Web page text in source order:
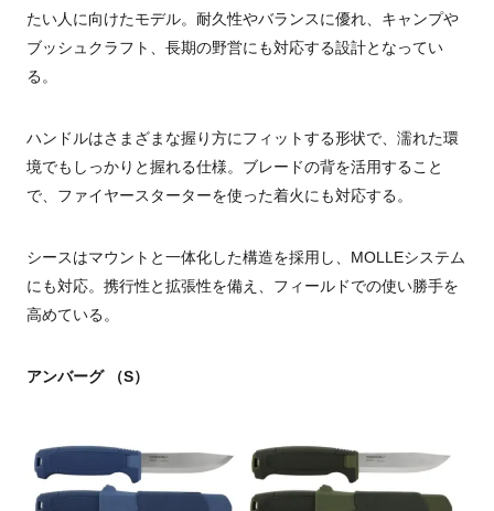
たい人に向けたモデル。耐久性やバランスに優れ、キャンプや
ブッシュクラフト、長期の野営にも対応する設計となってい
る。
ハンドルはさまざまな握り方にフィットする形状で、濡れた環
境でもしっかりと握れる仕様。ブレードの背を活用すること
で、ファイヤースターターを使った着火にも対応する。
シースはマウントと一体化した構造を採用し、MOLLEシステム
にも対応。携行性と拡張性を備え、フィールドでの使い勝手を
高めている。
アンバーグ （S）